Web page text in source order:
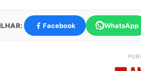
Facebook WhatsApp